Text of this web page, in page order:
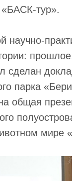
тур».
научно-
сделан
парка
общая
мире